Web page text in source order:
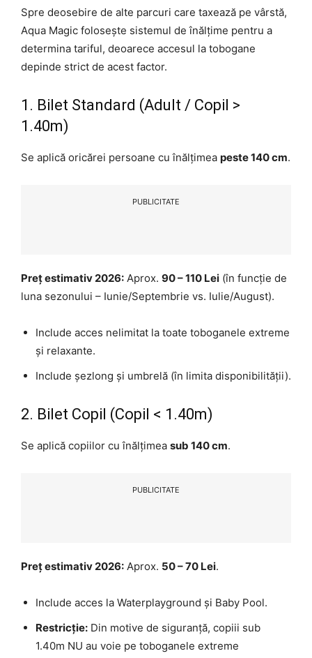
Spre deosebire de alte parcuri care taxează pe vârstă,
Aqua Magic folosește sistemul de înălțime pentru a
determina tariful, deoarece accesul la tobogane
depinde strict de acest factor.
1. Bilet Standard (Adult / Copil >
1.40m)
Se aplică oricărei persoane cu înălțimea peste 140 cm.
PUBLICITATE
Preț estimativ 2026: Aprox. 90 – 110 Lei (în funcție de
luna sezonului – Iunie/Septembrie vs. Iulie/August).
Include acces nelimitat la toate toboganele extreme
și relaxante.
Include șezlong și umbrelă (în limita disponibilității).
2. Bilet Copil (Copil < 1.40m)
Se aplică copiilor cu înălțimea sub 140 cm.
PUBLICITATE
Preț estimativ 2026: Aprox. 50 – 70 Lei.
Include acces la Waterplayground și Baby Pool.
Restricție: Din motive de siguranță, copiii sub
1.40m NU au voie pe toboganele extreme